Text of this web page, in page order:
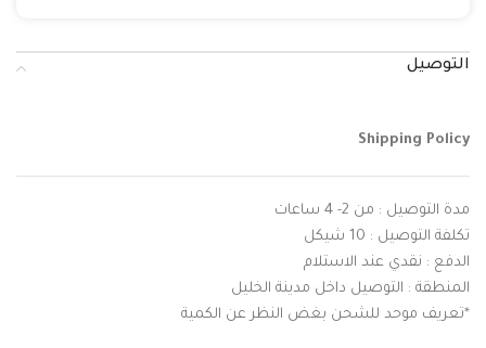
التوصيل
Shipping Policy
مدة التوصيل : من 2- 4 ساعات
تكلفة التوصيل : 10 شيكل
الدفع : نقدي عند الاستلام
المنطقة : التوصيل داخل مدينة الخليل
*تعريف موحد للشحن بغض النظر عن الكمية